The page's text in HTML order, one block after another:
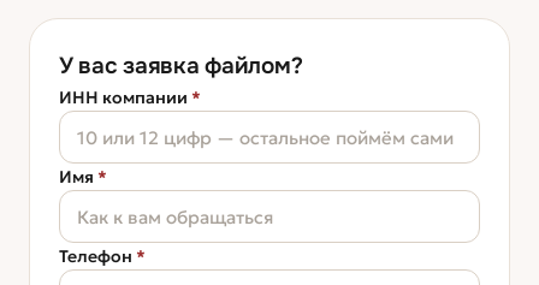
У вас заявка файлом?
ИНН компании *
Имя *
Телефон *